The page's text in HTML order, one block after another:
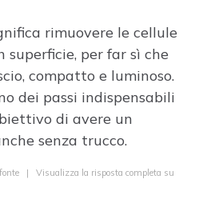
rimuovere le cellule
superficie, per far sì che
compatto e luminoso.
dei passi indispensabili
di avere un
senza trucco.
| Visualizza la risposta completa su